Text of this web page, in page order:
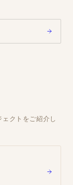
クトをご紹介し